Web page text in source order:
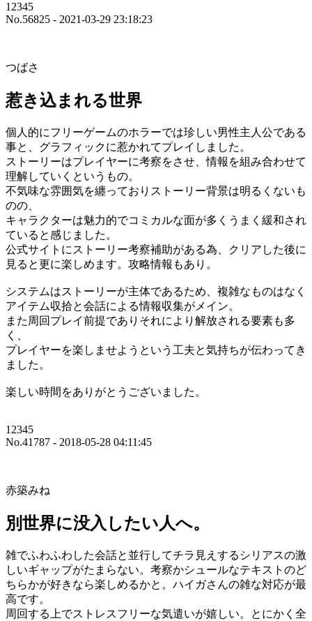
12345
No.56825 - 2021-03-29 23:18:23
つばさ
惹き込まれる世界
個人的にフリーゲームのホラーでは珍しい男性主人公である
事と、グラフィックに惹かれてプレイしました。
ストーリーはプレイヤーに考察をさせ、情報を組み合わせて
理解していくというもの。
不気味な雰囲気を纏っておりストーリー背景は明るくないも
のの、
キャラクターは魅力的でコミカルな面が多くうまく緩和され
ていると感じました。
公式サイトにストーリー考察補助がある為、クリアした後に
見ると更に楽しめます。攻略情報もあり。
システムはストーリーが主体であるため、複雑なものはなく
アイテム収拾と会話による情報収集がメイン。
また周回プレイ前提でありそれにより解放される要素も多
く、
プレイヤーを楽しませようという工夫と気持ちが伝わってき
ました。
楽しい時間をありがとうございました。
12345
No.41787 - 2018-05-28 04:11:45
赤築みね
別世界に没入したい人へ。
雑でふわふわした会話と並行してチラ見えするシリアスの激
しいギャップがたまらない。考察かシュールなテキストのど
ちらかが好きなら楽しめるかと。ハイガさんの雑な対応が最
高です。
周回する上でストレスフリーな気遣いが嬉しい。とにかく全